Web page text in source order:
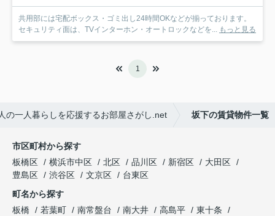
共用部には宅配ボックス・ゴミ出し24時間OKなどが揃っております。
セキュリティ面は、TVインターホン・オートロックなどを... もっと見る
1
の一人暮らしを応援するお部屋さがし.net 坂下の賃貸物件一覧
市区町村から探す
板橋区
横浜市中区 北区 品川区 新宿区
大田区
豊島区
渋谷区 文京区
台東区
町名から探す
板橋
若葉町 南常盤台 南大井 高島平
東十条